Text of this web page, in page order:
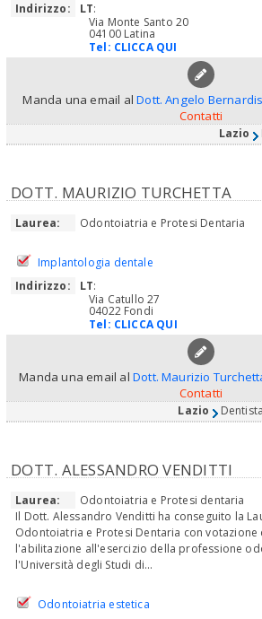
Indirizzo:
LT:
Via Monte Santo 20
04100 Latina
Tel: CLICCA QUI
Manda una email alDott. Angelo Bernardis
Contatti
Lazio
DOTT. MAURIZIO TURCHETTA
Laurea: Odontoiatria e Protesi Dentaria
Implantologia dentale
Indirizzo:
LT:
Via Catullo 27
04022 Fondi
Tel: CLICCA QUI
Manda una email al Dott. Maurizio
Contatti
Lazio
DOTT. ALESSANDRO VENDITTI
Laurea:
Odontoiatria e Protesi dentaria
Il Dott. Alessandro Venditti ha conseguito la
Odontoiatria e Protesi Dentaria con votazione
l'abilitazione all'esercizio della professione
l'Università degli Studi di...
Odontoiatria estetica